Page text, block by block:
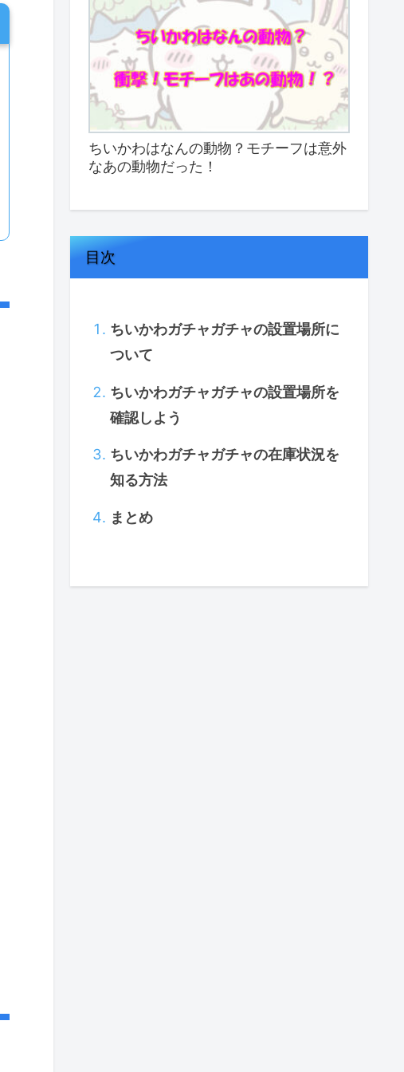
ちいかわはなんの動物？モチーフは意外
なあの動物だった！
目次
ちいかわガチャガチャの設置場所に
ついて
ちいかわガチャガチャの設置場所を
確認しよう
ちいかわガチャガチャの在庫状況を
知る方法
まとめ